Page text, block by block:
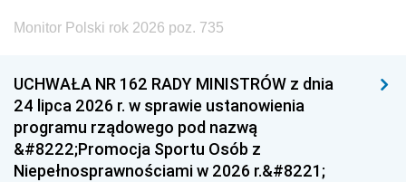
Monitor Polski rok 2026 poz. 735
UCHWAŁA NR 162 RADY MINISTRÓW z dnia
24 lipca 2026 r. w sprawie ustanowienia
programu rządowego pod nazwą
&#8222;Promocja Sportu Osób z
Niepełnosprawnościami w 2026 r.&#8221;